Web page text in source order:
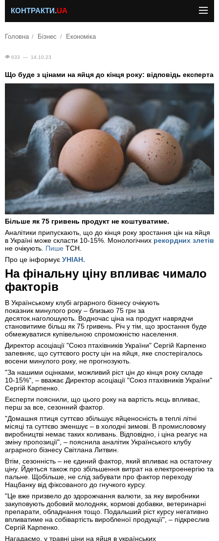
КОНТРАКТИ.UA
Головна Бізнес Економіка
633 — 14.10.23
Що буде з цінами на яйця до кінця року: відповідь експерта
Більше як 75 гривень продукт не коштуватиме.
Аналітики припускають, що до кінця року зростання цін на яйця
в Україні може скласти 10-15%. Монологічних рекордних злетів
не очікують. Пише ТСН.
Про це інформує УНІАН.
На фінальну ціну впливає чимало
факторів
В Українському клубі аграрного бізнесу очікують
показник минулого року – близько 75 грн за
десяток.наголошують. Водночас ціна на продукт наврядчи
становитиме більш як 75 гривень. Річ у тім, що зростання буде
обмежуватися купівельною спроможністю населення.
Директор асоціації "Союз птахівників України" Сергій Карпенко
запевняє, що суттєвого росту цін на яйця, яке спостерігалось
восени минулого року, не прогнозують.
"За нашими оцінками, можливий ріст цін до кінця року складе
10-15%", – вважає Директор асоціації "Союз птахівників України"
Сергій Карпенко.
Експерти пояснили, що цього року на вартість яєць впливає,
перш за все, сезонний фактор.
"Домашня птиця суттєво збільшує яйценосність в теплі літні
місяці та суттєво зменшує – в холодні зимові. В промисловому
виробництві немає таких коливань. Відповідно, і ціна реагує на
зміну пропозиції", – пояснила аналітик Українського клубу
аграрного бізнесу Світлана Литвин.
Втім, сезонність – не єдиний фактор, який впливає на остаточну
ціну. Йдеться також про збільшення витрат на електроенергію та
пальне. Щобільше, не слід забувати про фактор переходу
Нацбанку від фіксованого до гнучкого курсу.
"Це вже призвело до здорожчання валюти, за яку виробники
закуповують добовий молодняк, кормові добавки, ветеринарні
препарати, обладнання тощо. Подальший ріст курсу негативно
впливатиме на собівартість виробленої продукції", – підкреслив
Сергій Карпенко.
Нагадаємо, у травні ціни на яйця в українських